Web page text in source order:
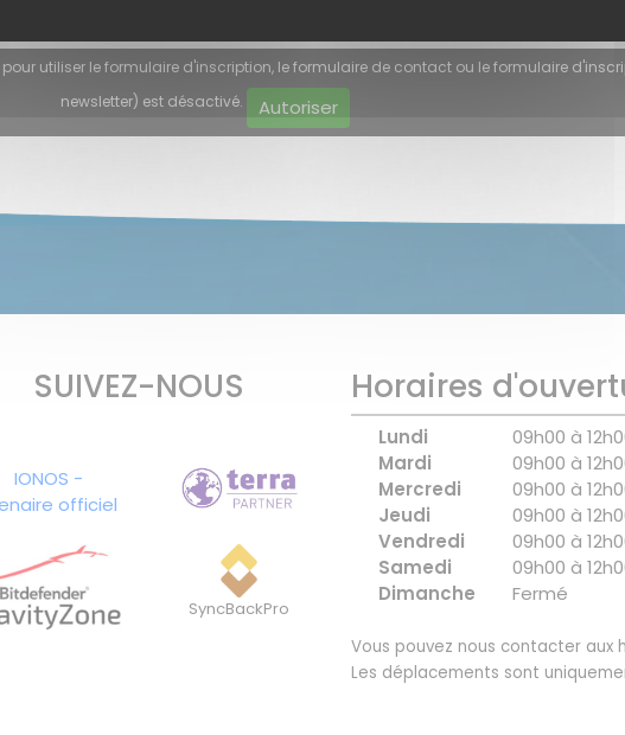
: les offres du moment, les nouveautés et nos actualités.
pour utiliser le formulaire d'inscription, le formulaire de contact ou le formulaire
newsletter) est désactivé.
Autoriser
SUIVEZ-NOUS
SyncBackPro
Horaires
Lundi
09h00 à
Mardi
09h00 à
Mercredi
09h00 à
Jeudi
09h00 à
Vendredi
09h00 à
Samedi
09h00 à
Dimanche
Fermé
Vous pouvez nous contacter aux
Les déplacements sont